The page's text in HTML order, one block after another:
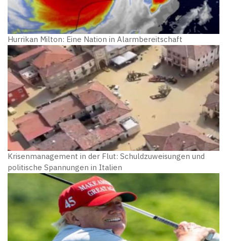
Hurrikan Milton: Eine Nation in Alarmbereitschaft
Krisenmanagement in der Flut: Schuldzuweisungen und
politische Spannungen in Italien